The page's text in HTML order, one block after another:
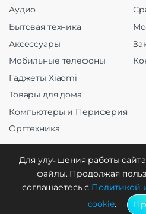
Аудио
Бытовая техника
Аксессуары
Мобильные телефоны
Гаджеты Xiaomi
Товары для дома
Компьютеры и Периферия
Оргтехника
Создание и продвижение
Для улучшения работы
файлы. Продолжая
соглашаетесь с Политикой
cookie.